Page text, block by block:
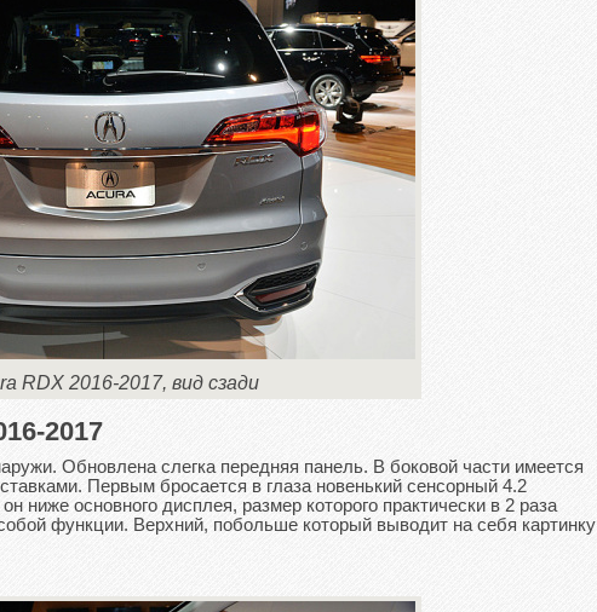
RDX 2016-2017, вид сзади
2017
Обновлена слегка передняя панель. В боковой части имеется
Первым бросается в глаза новенький сенсорный 4.2
ниже основного дисплея, размер которого практически в 2 раза
функции. Верхний, побольше который выводит на себя картинку